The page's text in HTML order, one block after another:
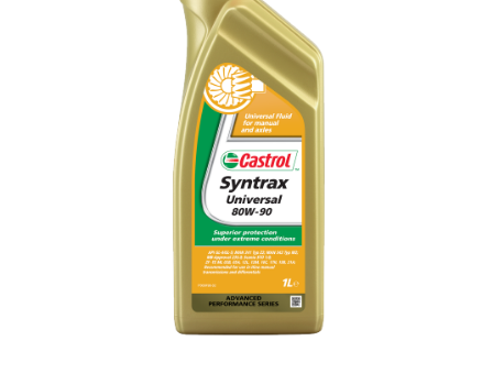
Lichide Întreținere Autoturisme
Lichide Întreținere Camioane
Lichide Întreținere Motociclete
Lichide Întreținere Utilaje